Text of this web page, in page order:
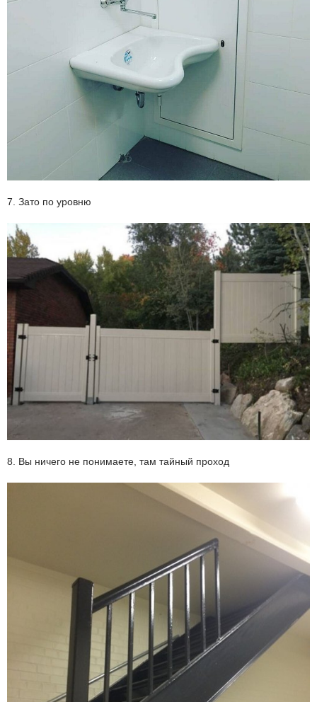
7. Зато по уровню
8. Вы ничего не понимаете, там тайный проход